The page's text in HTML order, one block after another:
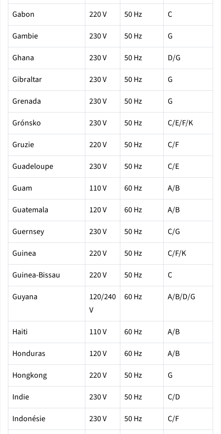
Gabon 220 V 50 Hz
C
Gambie
230 V 50 Hz
G
Ghana
230 V 50 Hz
D/G
Gibraltar
230 V 50 Hz
G
Grenada
230 V 50 Hz
G
Grónsko
230 V 50 Hz
C/E/F/K
Gruzie
220 V 50 Hz
C/F
Guadeloupe
230 V 50 Hz
C/E
Guam
110 V 60 Hz
A/B
Guatemala
120 V 60 Hz
A/B
Guernsey
230 V 50 Hz
C/G
Guinea
220 V 50 Hz
C/F/K
Guinea-Bissau
220 V 50 Hz
C
Guyana
120/240
V
60 Hz A/B/D/G
Haiti 110 V 60 Hz
A/B
Honduras
120 V 60 Hz
A/B
Hongkong
220 V 50 Hz
G
Indie
230 V 50 Hz
C/D
Indonésie
230 V 50 Hz
C/F